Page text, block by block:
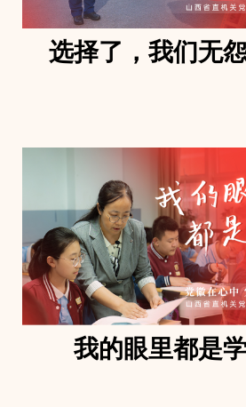
选择了，我们无
我的眼里都是